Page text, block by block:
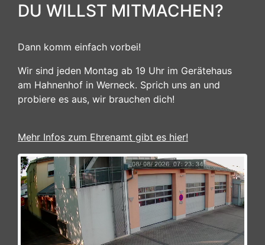
DU WILLST MITMACHEN?
Dann komm einfach vorbei!
Wir sind jeden Montag ab 19 Uhr im Gerätehaus
am Hahnenhof in Werneck. Sprich uns an und
probiere es aus, wir brauchen dich!
Mehr Infos zum Ehrenamt gibt es hier!